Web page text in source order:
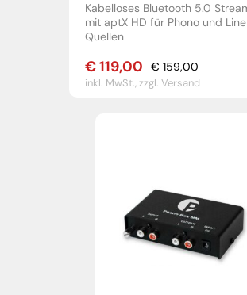
Kabelloses Bluetooth 5.0
mit aptX HD für Phono und Line
Quellen
€159,00
Ursprünglicher
Preis
€119,00
Aktueller
Preis
inkl. MwSt.,zzgl. Versand